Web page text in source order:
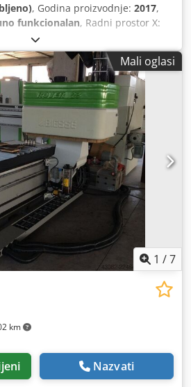
, Godina proizvodnje: 2017,
funkcionalan, Radni prostor X:
Y: 1550 mm Radni prostor Z: 260
pogon s 5 osi DRIVE5CS, snage 10
Broj svrdla za vertikalno bušenje:
bušenje (os X): 4 Broj svrdla
(os Y): 2 Skup alata za rezanje
stupnjeva Automatska izmjena
izmjena alata s 8 pozicija na
površina s 8 vodilica
strugotine 2 vakuumske
Power Touch Softver: woodWOP
Chsdpfsytyidjx Aggea
pogon s 5 osi (21.645 eura prema
Uključuje usisne čaše i 8 stezaljki
prozora. Dostupno krajem
2026.
Mali oglasi
1 /7
km
Nazvati